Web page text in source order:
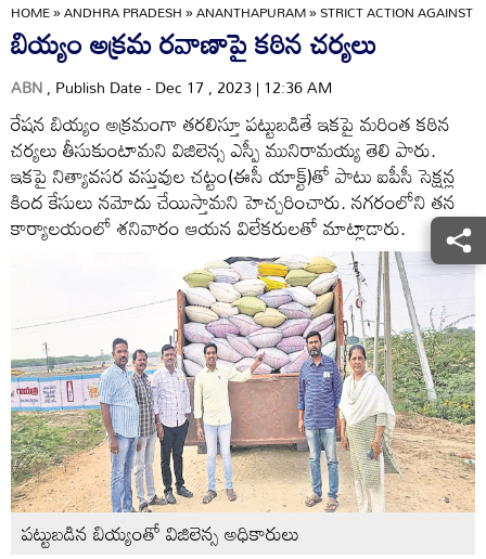
HOME»ANDHRA PRADESH»ANANTHAPURAM»STRICT ACTION AGAINST
బియ్యం అక్రమ రవాణాపై కఠిన చర్యలు
ABN, Publish Date - Dec 17 , 2023 | 12:36 AM
రేషన బియ్యం అక్రమంగా తరలిస్తూ పట్టుబడితే ఇకపై మరింత కఠిన
చర్యలు తీసుకుంటామని విజిలెన్స ఎస్పీ మునిరామయ్య తెలి పారు.
ఇకపై నిత్యావసర వస్తువుల చట్టం(ఈసీ యాక్ట్‌)తో పాటు ఐపీసీ సెక్షన్ల
కింద కేసులు నమోదు చేయిస్తామని హెచ్చరించారు. నగరంలోని తన
కార్యాలయంలో శనివారం ఆయన విలేకరులతో మాట్లాడారు.
పట్టుబడిన బియ్యంతో విజిలెన్స అధికారులు